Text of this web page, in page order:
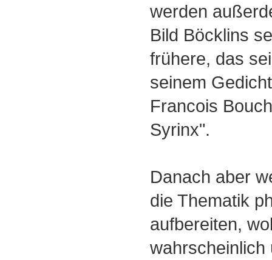
werden
Bild Böcklins
frühere, das
seinem
Francois
Syrinx".
Danach aber
die Thematik
aufbereiten,
wahrscheinlich